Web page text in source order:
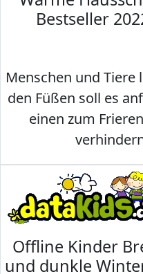
Bestseller
Menschen und
den Füßen soll es
einen zum
Offline Kinder
und dunkle